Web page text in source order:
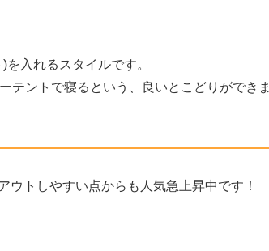
入れるスタイルです。
テントで寝るという、良いとこどりができま
トしやすい点からも人気急上昇中です！